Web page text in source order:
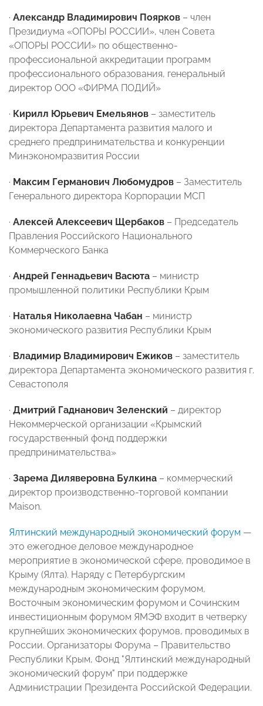
· Александр Владимирович Поярков – член
Президиума «ОПОРЫ РОССИИ», член Совета
«ОПОРЫ РОССИИ» по общественно-
профессиональной аккредитации программ
профессионального образования, генеральный
директор ООО «ФИРМА ПОДИЙ»
· Кирилл Юрьевич Емельянов – заместитель
директора Департамента развития малого и
среднего предпринимательства и конкуренции
Минэкономразвития России
· Максим Германович Любомудров – Заместитель
Генерального директора Корпорации МСП
· Алексей Алексеевич Щербаков – Председатель
Правления Российского Национального
Коммерческого Банка
· Андрей Геннадьевич Васюта – министр
промышленной политики Республики Крым
· Наталья Николаевна Чабан – министр
экономического развития Республики Крым
· Владимир Владимирович Ежиков – заместитель
директора Департамента экономического развития г.
Севастополя
· Дмитрий Гаднанович Зеленский – директор
Некоммерческой организации «Крымский
государственный фонд поддержки
предпринимательства»
· Зарема Диляверовна Булкина – коммерческий
директор производственно-торговой компании
Maison.
Ялтинский международный экономический форум —
это ежегодное деловое международное
мероприятие в экономической сфере, проводимое в
Крыму (Ялта). Наряду с Петербургским
международным экономическим форумом,
Восточным экономическим форумом и Сочинским
инвестиционным форумом ЯМЭФ входит в четверку
крупнейших экономических форумов, проводимых в
России. Организаторы Форума – Правительство
Республики Крым, Фонд "Ялтинский международный
экономический форум" при поддержке
Администрации Президента Российской Федерации.